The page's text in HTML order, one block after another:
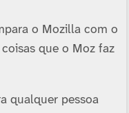
o Mozilla com o
que o Moz faz
qualquer pessoa